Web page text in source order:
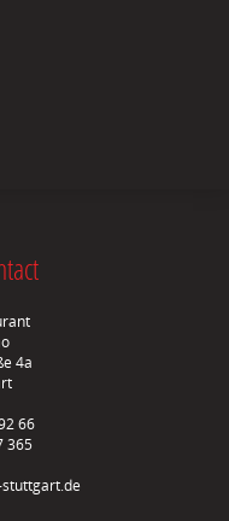
4a
66
365